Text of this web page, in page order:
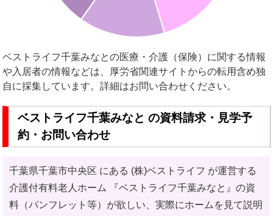
ベストライフ千葉みなとの医療・介護（保険）に関する情報
や入居者の情報などは、厚労省関連サイトからの転用含め独
自に採集しています。詳細はお問い合わせください。
ベストライフ千葉みなと の資料請求・見学予
約・お問い合わせ
千葉県千葉市中央区 にある (株)ベストライフ が運営する
介護付有料老人ホーム
『ベストライフ千葉みなと』の資
料（パンフレット等）が欲しい、実際にホームを見て説明